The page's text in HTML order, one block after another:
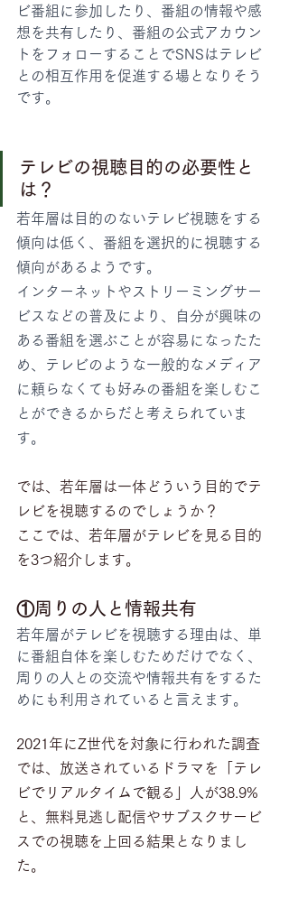
ビ番組に参加したり、番組の情報や感
想を共有したり、番組の公式アカウン
トをフォローすることでSNSはテレビ
との相互作用を促進する場となりそう
です。
テレビの視聴目的の必要性と
は？
若年層は目的のないテレビ視聴をする
傾向は低く、番組を選択的に視聴する
傾向があるようです。
インターネットやストリーミングサー
ビスなどの普及により、自分が興味の
ある番組を選ぶことが容易になったた
め、テレビのような一般的なメディア
に頼らなくても好みの番組を楽しむこ
とができるからだと考えられていま
す。
では、若年層は一体どういう目的でテ
レビを視聴するのでしょうか？
ここでは、若年層がテレビを見る目的
を3つ紹介します。
①周りの人と情報共有
若年層がテレビを視聴する理由は、単
に番組自体を楽しむためだけでなく、
周りの人との交流や情報共有をするた
めにも利用されていると言えます。
2021年にZ世代を対象に行われた調査
では、放送されているドラマを「テレ
ビでリアルタイムで観る」人が38.9%
と、無料見逃し配信やサブスクサービ
スでの視聴を上回る結果となりまし
た。